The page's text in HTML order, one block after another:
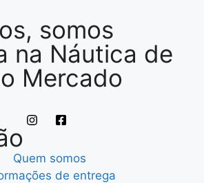
somos
na Náutica de
Mercado
Quem somos
de entrega